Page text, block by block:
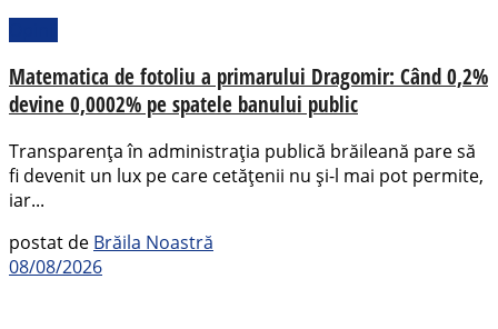
Matematica de fotoliu a primarului Dragomir: Când 0,2%
devine 0,0002% pe spatele banului public
Transparența în administrația publică brăileană pare să
fi devenit un lux pe care cetățenii nu și-l mai pot permite,
iar...
postat de Brăila Noastră
08/08/2026